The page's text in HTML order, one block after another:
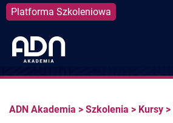
Platforma Szkoleniowa
content
ADN Akademia > Szkolenia > Kursy >